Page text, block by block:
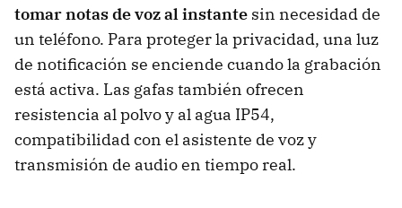
tomar notas de voz al instante sin necesidad de
un teléfono. Para proteger la privacidad, una luz
de notificación se enciende cuando la grabación
está activa. Las gafas también ofrecen
resistencia al polvo y al agua IP54,
compatibilidad con el asistente de voz y
transmisión de audio en tiempo real.